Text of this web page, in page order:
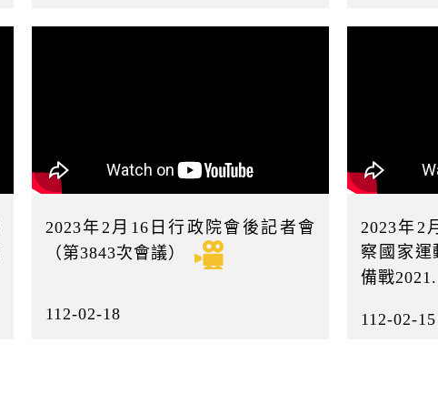
2023年2月16日行政院會後記者會
（第3843次會議）
112-02-18
2023年2
察國家運
備戰
112-02-15